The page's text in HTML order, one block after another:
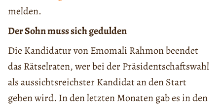
melden.
Der Sohn muss sich gedulden
Die Kandidatur von Emomali Rahmon beendet
das Rätselraten, wer bei der Präsidentschaftswahl
als aussichtsreichster Kandidat an den Start
gehen wird. In den letzten Monaten gab es in den